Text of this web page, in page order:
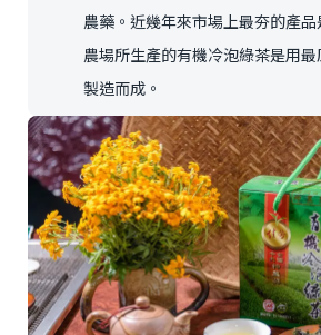
農藥。近幾年來市場上最夯的產
農場所生產的有機冷泡綠茶是用
製造而成。